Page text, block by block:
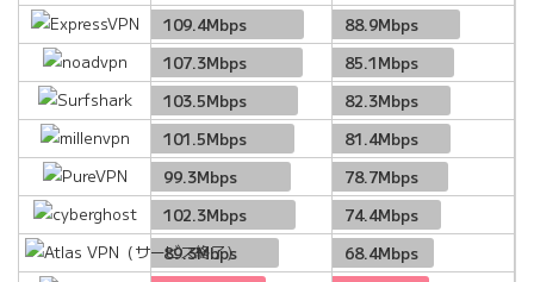
109.4Mbps
88.9Mbps
107.3Mbps
85.1Mbps
103.5Mbps
82.3Mbps
101.5Mbps
81.4Mbps
99.3Mbps
78.7Mbps
102.3Mbps
74.4Mbps
89.3Mbps
68.4Mbps